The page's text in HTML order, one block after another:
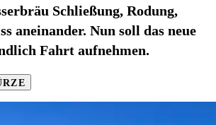
Schließung, Rodung,
aneinander. Nun soll das neue
Fahrt aufnehmen.